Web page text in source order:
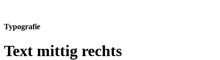
Typografie
Text mittig rechts